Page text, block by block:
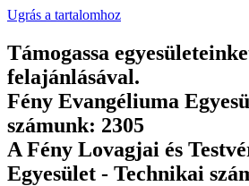
Ugrás a tartalomhoz
Támogassa
felajánlásával.
Fény Evangéliuma
számunk: 2305
A Fény Lovagjai és
Egyesület - Technikai